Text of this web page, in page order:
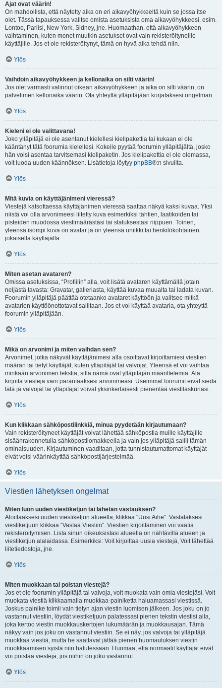
Ajat ovat väärin!
On mahdollista, että näytetty aika on eri aikavyöhykkeeltä kuin se jossa itse
olet. Tässä tapauksessa valitse omista asetuksista oma aikavyöhykkeesi, esim.
Lontoo, Pariisi, New York, Sidney, jne. Huomaathan, että aikavyöhykkeen
vaihtaminen, kuten monet muutkin asetukset ovat vain rekisteröityneille
käyttäjille. Jos et ole rekisteröitynyt, tämä on hyvä aika tehdä niin.
Ylös
Vaihdoin aikavyöhykkeen ja kellonaika on silti väärin!
Jos olet varmasti valinnut oikean aikavyöhykkeen ja aika on silti väärin, on
palvelimen kellonaika väärin. Ota yhteyttä ylläpitäjään korjataksesi ongelman.
Ylös
Kieleni ei ole valittavana!
Joko ylläpitäjä ei ole asentanut kielellesi kielipakettia tai kukaan ei ole
kääntänyt tätä foorumia kielellesi. Kokeile pyytää foorumin ylläpitäjältä, josko
hän voisi asentaa tarvitsemasi kielipaketin. Jos kielipakettia ei ole olemassa,
voit luoda uuden käännöksen. Lisätietoja löytyy phpBB®:n sivuilta.
Ylös
Mitä kuvia on käyttäjänimeni vieressä?
Viestejä katsottaessa käyttäjänimen vieressä saattaa näkyä kaksi kuvaa. Yksi
niistä voi olla arvonimeesi liitetty kuva esimerkiksi tähtien, laatikoiden tai
pisteiden muodossa viestimäärästäsi tai statuksestasi riippuen. Toinen,
yleensä isompi kuva on avatar ja on yleensä uniikki tai henkilökohtainen
jokaisella käyttäjällä.
Ylös
Miten asetan avataren?
Omissa asetuksissa, “Profiilin” alla, voit lisätä avataren käyttämällä jotain
neljästä tavasta: Gravatar, galleriasta, käyttää kuvaa muualta tai ladata kuvan.
Foorumin ylläpitäjä päättää otetaanko avataret käyttöön ja valitsee mitkä
avatarien käyttöönottotavat sallitaan. Jos et voi käyttää avataria, ota yhteyttä
foorumin ylläpitäjään.
Ylös
Mikä on arvonimi ja miten vaihdan sen?
Arvonimet, jotka näkyvät käyttäjänimesi alla osoittavat kirjoittamiesi viestien
määrän tai tietyt käyttäjät, kuten ylläpitäjät tai valvojat. Yleensä et voi vaihtaa
minkään arvonimen tekstiä, sillä nämä ovat ylläpitäjän määrittelemiä. Älä
kirjoita viestejä vain parantaaksesi arvonimeäsi. Useimmat foorumit eivät siedä
tätä ja valvojat tai ylläpitäjät voivat yksinkertaisesti pienentää viestilaskuriasi.
Ylös
Kun klikkaan sähköpostilinkkiä, minua pyydetään kirjautumaan?
Vain rekisteröityneet käyttäjät voivat lähettää sähköpostia muille käyttäjille
sisäänrakennetulla sähköpostilomakkeella ja vain jos ylläpitäjä sallii tämän
ominaisuuden. Kirjautuminen vaaditaan, jotta tunnistautumattomat käyttäjät
eivät voisi väärinkäyttää sähköpostijärjestelmää.
Ylös
Viestien lähetyksen ongelmat
Miten luon uuden viestiketjun tai lähetän vastauksen?
Aloittaaksesi uuden viestiketjun alueella, klikkaa "Uusi Aihe". Vastataksesi
viestiketjuun klikkaa "Vastaa Viestiin". Viestien kirjoittaminen voi vaatia
rekisteröitymisen. Lista sinun oikeuksistasi alueella on nähtävillä alueen ja
viestiketjun alalaidassa. Esimerkiksi: Voit kirjoittaa uusia viestejä, Voit lähettää
liitetiedostoja, jne.
Ylös
Miten muokkaan tai poistan viestejä?
Jos et ole foorumin ylläpitäjä tai valvoja, voit muokata vain omia viestejäsi. Voit
muokata viestiä klikkaamalla muokkaa-painiketta haluamassasi viestissä.
Joskus painike toimii vain tietyn ajan viestin luomisen jälkeen. Jos joku on jo
vastannut viestiin, löydät viestiketjuun palatessasi pienen tekstin viestisi alla,
joka kertoo viestin muokkauskertojen lukumäärän ja muokkausajan. Tämä
näkyy vain jos joku on vastannut viestiin. Se ei näy, jos valvoja tai ylläpitäjä
muokkaa viestiä, mutta he saattavat jättää pienen huomautuksen viestin
muokkaamisen syistä niin halutessaan. Huomaa, että normaalit käyttäjät eivät
voi poistaa viestejä, jos niihin on joku vastannut.
Ylös